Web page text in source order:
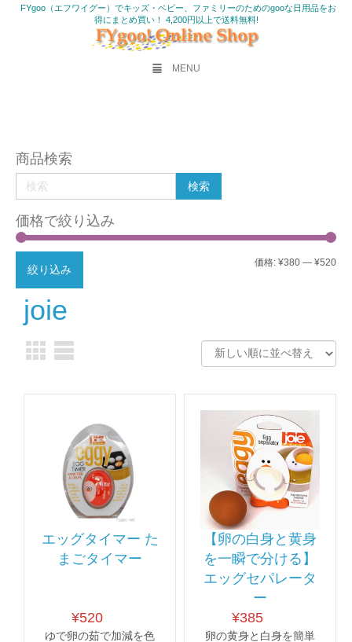
FYgoo（エフワイグー）でキッズ・ベビー、ファミリーのためのgooな日用品をお
得にまとめ買い！ 4,200円以上で送料無料!
MENU
商品検索
価格で絞り込み
最
最
絞り込み
価格: ¥380 — ¥520
joie
エッグタイマー た
まごタイマー
¥520
ゆで卵の茹で加減を色
【卵の白身と黄身
を一瞬で分ける】
エッグセパレータ
ー
¥385
卵の黄身と白身を簡単